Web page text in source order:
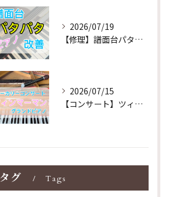
2026/07/19
【修理】譜面台パタパタを改善！ストレス解消！
2026/07/15
【コンサート】ツィンマーマンのグランドピアノ♪木目猫足グラン...
タグ Tags